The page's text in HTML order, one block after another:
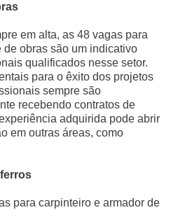
em alta, as 48 vagas para
de obras são um indicativo
qualificados nesse setor.
para o êxito dos projetos
sempre são
recebendo contratos de
adquirida pode abrir
em outras áreas, como
para carpinteiro e armador de